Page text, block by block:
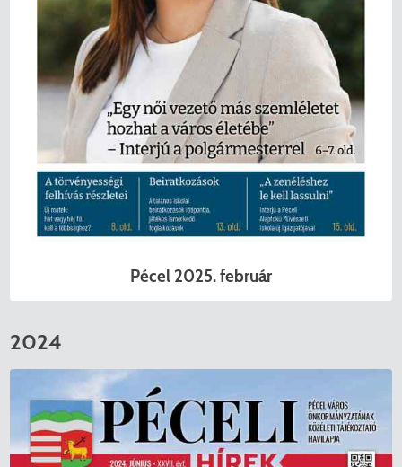
Pécel 2025. február
2024